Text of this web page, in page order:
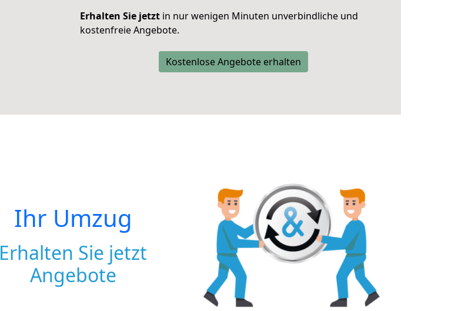
Erhalten Sie jetzt in nur wenigen Minuten unverbindliche und
kostenfreie Angebote.
Kostenlose Angebote erhalten
Ihr Umzug
Erhalten Sie jetzt
Angebote